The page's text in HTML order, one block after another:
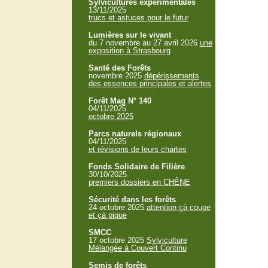
Sylvicultures expérimentales
13/11/2025
trucs et astuces pour le futur
Lumières sur le vivant
du 7 novembre au 27 avril 2026 une
exposition à Strasbourg
Santé des Forêts
novembre 2025 dépérissements
des essences principales et alertes
Forêt Mag N° 140
04/11/2025
octobre 2025
Parcs naturels régionaux
04/11/2025
et révisions de leurs chartes
Fonds Solidaire de Filière
30/10/2025
premiers dossiers en CHÊNE
Sécurité dans les forêts
24 octobre 2025 attention çà coupe
et çà pique
SMCC
17 octobre 2025 Sylviculture
Mélangée à Couvert Continu
Semis de forêts